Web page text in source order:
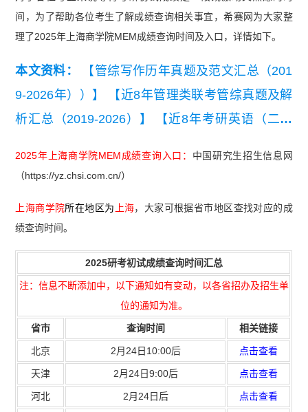
间，为了帮助各位考生了解成绩查询相关事宜，希赛网为大家整
理了2025年上海商学院MEM成绩查询时间及入口，详情如下。
本文资料：
【管综写作历年真题及范文汇总（201
9-2026年））】
【近8年管理类联考管综真题及解
析汇总（2019-2026）】
【近8年考研英语（二）
类联考综合能力真题及答案【完整版】】
2025年上海商学院MEM成绩查询入口： 中国研究生招生信息网
（https://yz.chsi.com.cn/）
上海商学院所在地区为 上海，大家可根据省市地区查找对应的成
绩查询时间。
2025研考初试成绩查询时间汇总
注：信息不断添加中，以下通知如有变动，以各省招办及招生单
位的通知为准。
省市 查询时间 相关链接
北京 2月24日10:00后 点击查看
天津 2月24日9:00后 点击查看
河北 2月24日后 点击查看